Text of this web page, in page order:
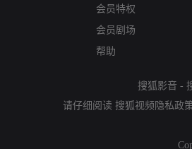
会员特权
会员剧场
帮助
搜狐影音 -
请仔细阅读 搜狐视频隐私政